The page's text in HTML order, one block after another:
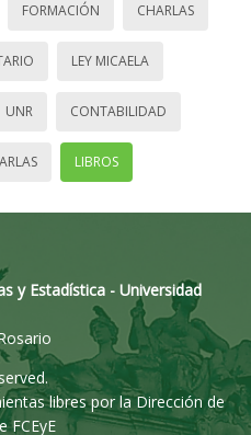
FORMACIÓN CHARLAS
LEY MICAELA
UNR CONTABILIDAD
LIBROS
y Estadística - Universidad
libres por la Dirección de
FCEyE